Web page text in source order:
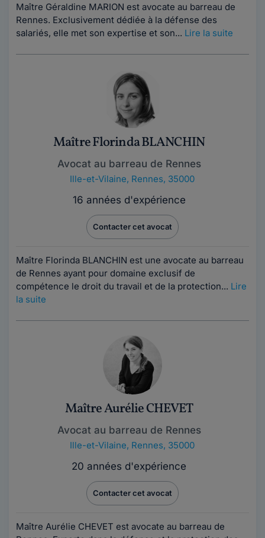
Maître Géraldine MARION est avocate au barreau de
Rennes. Exclusivement dédiée à la défense des
salariés, elle met son expertise et son... Lire la suite
Maître Florinda BLANCHIN
Avocat au barreau de Rennes
Ille-et-Vilaine, Rennes, 35000
16 années d'expérience
Contacter cet avocat
Maître Florinda BLANCHIN est une avocate au barreau
de Rennes ayant pour domaine exclusif de
compétence le droit du travail et de la protection... Lire
la suite
Maître Aurélie CHEVET
Avocat au barreau de Rennes
Ille-et-Vilaine, Rennes, 35000
20 années d'expérience
Contacter cet avocat
Maître Aurélie CHEVET est avocate au barreau de